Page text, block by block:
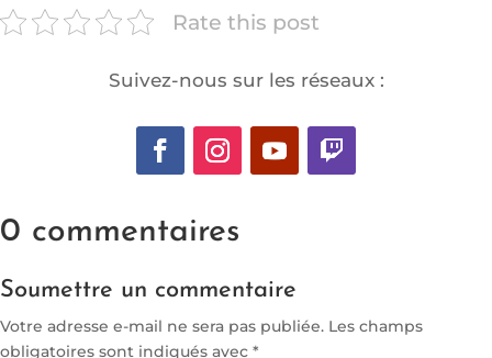
Rate this post
Suivez-nous sur les réseaux :
0 commentaires
Soumettre un commentaire
Votre adresse e-mail ne sera pas publiée. Les champs
obligatoires sont indiqués avec *